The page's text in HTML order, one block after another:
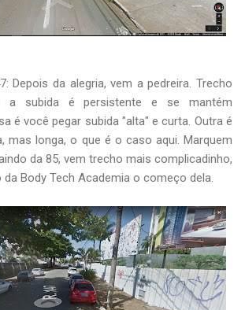
Depois da alegria, vem a pedreira. Trecho
a subida é persistente e se mantém
é você pegar subida "alta" e curta. Outra é
mas longa, o que é o caso aqui. Marquem
da 85, vem trecho mais complicadinho,
Body Tech Academia o começo dela.